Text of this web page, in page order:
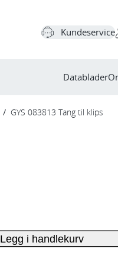
Kundeservice
Datablader
/ GYS 083813 Tang til klips
Legg i handlekurv